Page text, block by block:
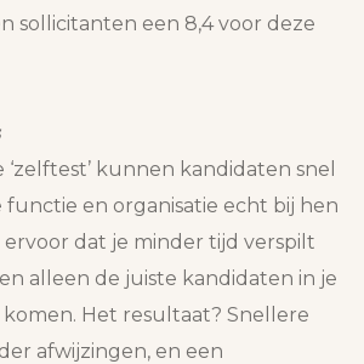
sollicitanten een 8,4 voor deze
kunnen kandidaten snel
en organisatie echt bij hen
ervoor dat je minder tijd verspilt
alleen de juiste kandidaten in je
Het resultaat? Snellere
afwijzingen, en een